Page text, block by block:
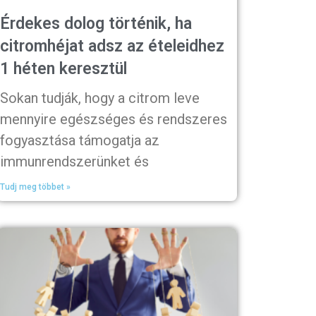
Érdekes dolog történik, ha
citromhéjat adsz az ételeidhez
1 héten keresztül
Sokan tudják, hogy a citrom leve
mennyire egészséges és rendszeres
fogyasztása támogatja az
immunrendszerünket és
Tudj meg többet »